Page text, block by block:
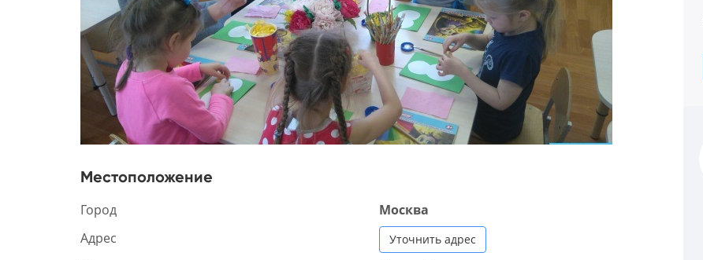
Местоположение
Город
Москва
Адрес
Уточнить адрес